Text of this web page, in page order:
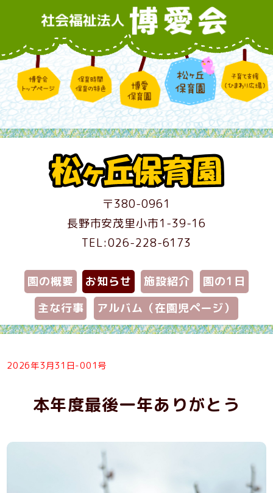
〒380-0961
長野市安茂里小市1-39-16
TEL:026-228-6173
園の概要 お知らせ 施設紹介
園の1日
主な行事
アルバム（在園児ページ）
2026年3月31日-001号
本年度最後一年ありがとう